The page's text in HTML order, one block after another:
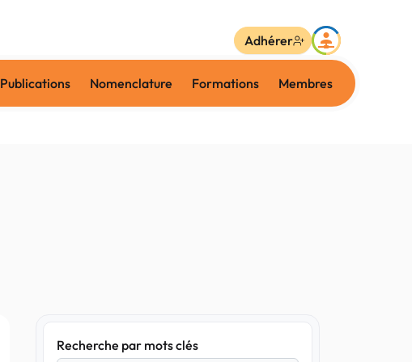
Publications Nomenclature Formations Membres
Adhérer
Recherche par mots clés